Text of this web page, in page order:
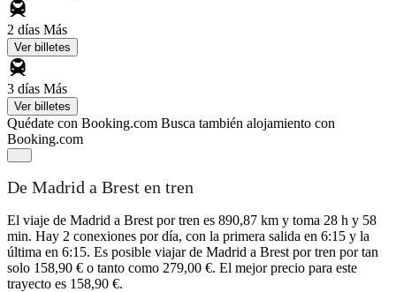
2 días Más
Ver billetes
3 días Más
Ver billetes
Quédate con Booking.com Busca también alojamiento con
Booking.com
De Madrid a Brest en tren
El viaje de Madrid a Brest por tren es 890,87 km y toma 28 h y 58
min. Hay 2 conexiones por día, con la primera salida en 6:15 y la
última en 6:15. Es posible viajar de Madrid a Brest por tren por tan
solo 158,90 € o tanto como 279,00 €. El mejor precio para este
trayecto es 158,90 €.